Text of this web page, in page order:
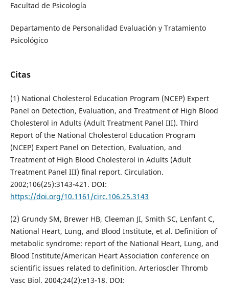
Facultad de Psicología
Departamento de Personalidad Evaluación y Tratamiento
Psicológico
Citas
(1) National Cholesterol Education Program (NCEP) Expert
Panel on Detection, Evaluation, and Treatment of High Blood
Cholesterol in Adults (Adult Treatment Panel III). Third
Report of the National Cholesterol Education Program
(NCEP) Expert Panel on Detection, Evaluation, and
Treatment of High Blood Cholesterol in Adults (Adult
Treatment Panel III) final report. Circulation.
2002;106(25):3143-421. DOI:
https://doi.org/10.1161/circ.106.25.3143
(2) Grundy SM, Brewer HB, Cleeman JI, Smith SC, Lenfant C,
National Heart, Lung, and Blood Institute, et al. Definition of
metabolic syndrome: report of the National Heart, Lung, and
Blood Institute/American Heart Association conference on
scientific issues related to definition. Arterioscler Thromb
Vasc Biol. 2004;24(2):e13-18. DOI: